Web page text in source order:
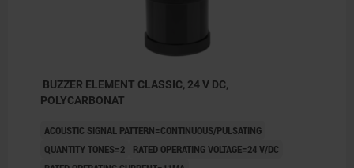
BUZZER ELEMENT CLASSIC, 24 V DC,
POLYCARBONAT
ACOUSTIC SIGNAL PATTERN=CONTINUOUS/PULSATING
QUANTITY TONES=2
RATED OPERATING VOLTAGE=24 V/DC